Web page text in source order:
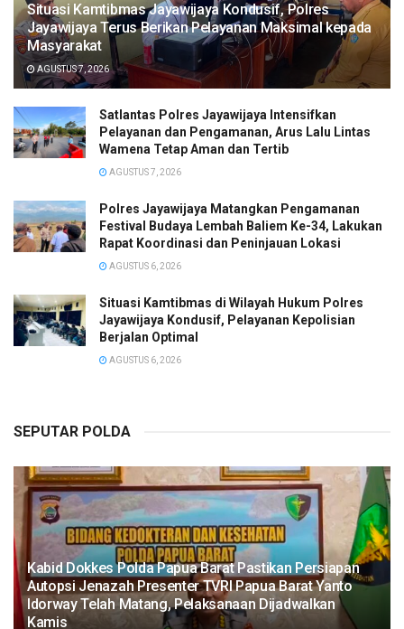
Situasi Kamtibmas Jayawijaya Kondusif, Polres
Jayawijaya Terus Berikan Pelayanan Maksimal kepada
Masyarakat
AGUSTUS 7, 2026
Satlantas Polres Jayawijaya Intensifkan
Pelayanan dan Pengamanan, Arus Lalu Lintas
Wamena Tetap Aman dan Tertib
AGUSTUS 7, 2026
Polres Jayawijaya Matangkan Pengamanan
Festival Budaya Lembah Baliem Ke-34, Lakukan
Rapat Koordinasi dan Peninjauan Lokasi
AGUSTUS 6, 2026
Situasi Kamtibmas di Wilayah Hukum Polres
Jayawijaya Kondusif, Pelayanan Kepolisian
Berjalan Optimal
AGUSTUS 6, 2026
SEPUTAR POLDA
Kabid Dokkes Polda Papua Barat Pastikan Persiapan
Autopsi Jenazah Presenter TVRI Papua Barat Yanto
Idorway Telah Matang, Pelaksanaan Dijadwalkan
Kamis